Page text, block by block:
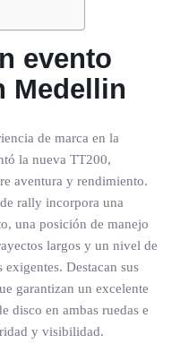
evento
Medellin
de marca en la
la nueva TT200,
aventura y rendimiento.
rally incorpora una
una posición de manejo
largos y un nivel de
Destacan sus
garantizan un excelente
disco en ambas ruedas e
y visibilidad.